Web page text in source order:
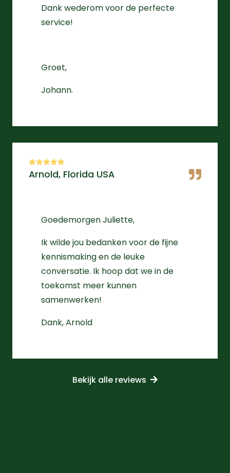
Dank wederom voor de perfecte
service!
Groet,
Johann.
Arnold, Florida USA
Goedemorgen Juliette,
Ik wilde jou bedanken voor de fijne
kennismaking en de leuke
conversatie. Ik hoop dat we in de
toekomst meer kunnen
samenwerken!
Dank, Arnold
Bekijk alle reviews